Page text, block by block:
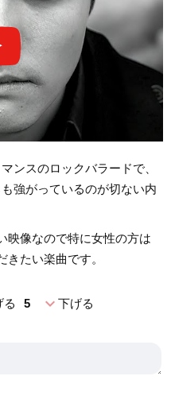
ンスのロックバラードで、
強がっているのが切ない内
映像なので特に女性の方は
たい楽曲です。
る 5 expand_more下げる